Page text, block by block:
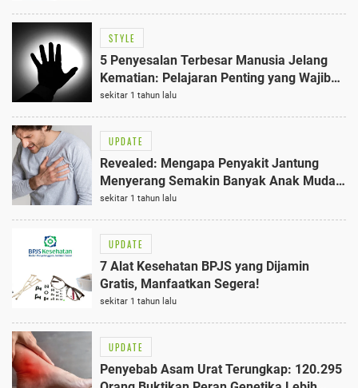
STYLE
5 Penyesalan Terbesar Manusia Jelang
Kematian: Pelajaran Penting yang Wajib
Tahu
sekitar 1 tahun lalu
UPDATE
Revealed: Mengapa Penyakit Jantung
Menyerang Semakin Banyak Anak Muda
di Indonesia - 22,55 Juta Kasus Tercatat
sekitar 1 tahun lalu
UPDATE
7 Alat Kesehatan BPJS yang Dijamin
Gratis, Manfaatkan Segera!
sekitar 1 tahun lalu
UPDATE
Penyebab Asam Urat Terungkap: 120.295